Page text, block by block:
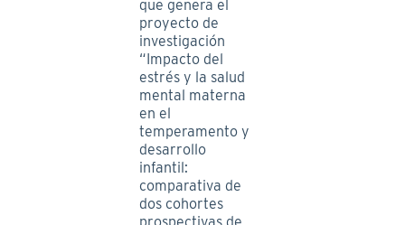
que genera el
proyecto de
investigación
“Impacto del
estrés y la salud
mental materna
en el
temperamento y
desarrollo
infantil:
comparativa de
dos cohortes